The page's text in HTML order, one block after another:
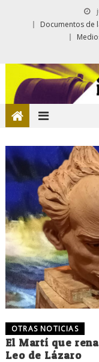
Documentos de
OTRAS NOTICIAS
El Martí que
Leo de Lázaro